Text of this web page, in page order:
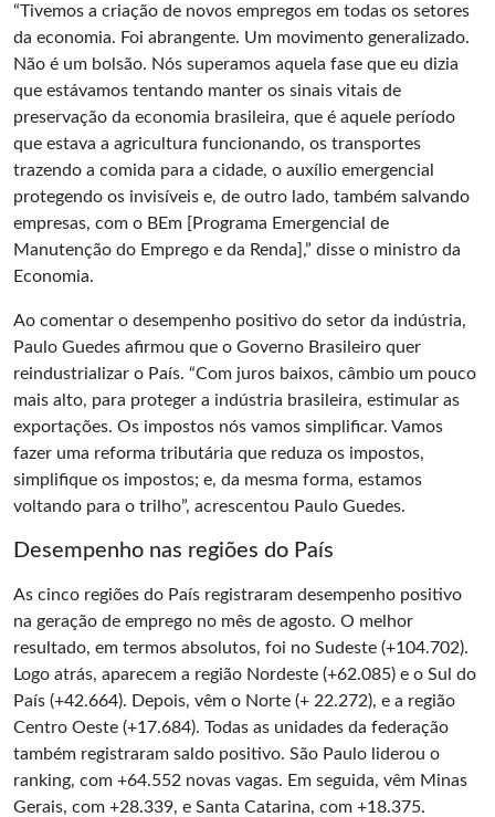
“Tivemos a criação de novos empregos em todas os setores
da economia. Foi abrangente. Um movimento generalizado.
Não é um bolsão. Nós superamos aquela fase que eu dizia
que estávamos tentando manter os sinais vitais de
preservação da economia brasileira, que é aquele período
que estava a agricultura funcionando, os transportes
trazendo a comida para a cidade, o auxílio emergencial
protegendo os invisíveis e, de outro lado, também salvando
empresas, com o BEm [Programa Emergencial de
Manutenção do Emprego e da Renda],” disse o ministro da
Economia.
Ao comentar o desempenho positivo do setor da indústria,
Paulo Guedes afirmou que o Governo Brasileiro quer
reindustrializar o País. “Com juros baixos, câmbio um pouco
mais alto, para proteger a indústria brasileira, estimular as
exportações. Os impostos nós vamos simplificar. Vamos
fazer uma reforma tributária que reduza os impostos,
simplifique os impostos; e, da mesma forma, estamos
voltando para o trilho”, acrescentou Paulo Guedes.
Desempenho nas regiões do País
As cinco regiões do País registraram desempenho positivo
na geração de emprego no mês de agosto. O melhor
resultado, em termos absolutos, foi no Sudeste (+104.702).
Logo atrás, aparecem a região Nordeste (+62.085) e o Sul do
País (+42.664). Depois, vêm o Norte (+ 22.272), e a região
Centro Oeste (+17.684). Todas as unidades da federação
também registraram saldo positivo. São Paulo liderou o
ranking, com +64.552 novas vagas. Em seguida, vêm Minas
Gerais, com +28.339, e Santa Catarina, com +18.375.